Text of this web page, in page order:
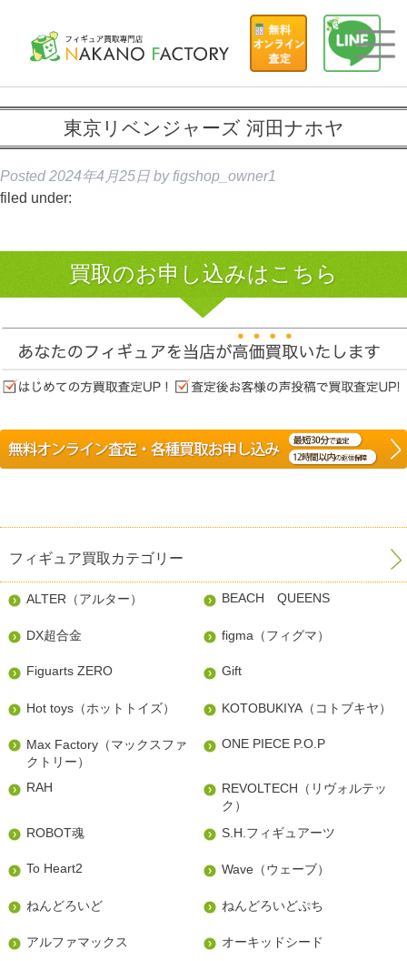
東京リベンジャーズ 河田ナホヤ
Posted 2024年4月25日 by figshop_owner1
filed under:
買取のお申し込みはこちら
フィギュア買取カテゴリー
ALTER（アルター） BEACH QUEENS
DX超合金 figma（フィグマ）
Figuarts ZERO Gift
Hot toys（ホットトイズ） KOTOBUKIYA（コトブキヤ）
Max Factory（マックスファ
クトリー）
ONE PIECE P.O.P
RAH
REVOLTECH（リヴォルテッ
ク）
ROBOT魂
S.H.フィギュアーツ
To Heart2 Wave（ウェーブ）
ねんどろいど ねんどろいどぷち
アルファマックス オーキッドシード